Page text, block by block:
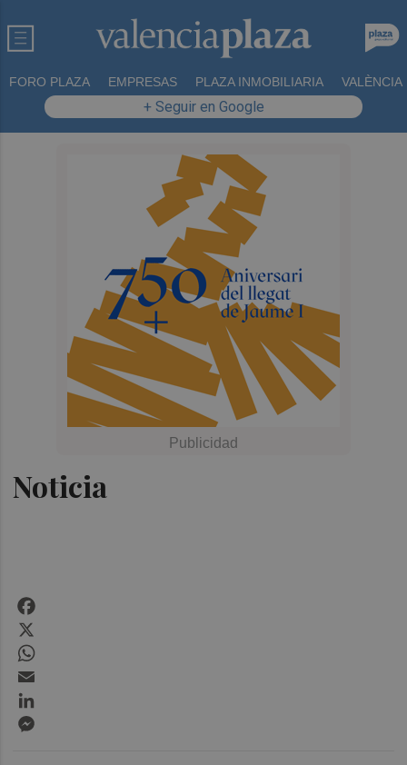
FORO PLAZA EMPRESAS PLAZA INMOBILIARIA VALÈNCIA
+ Seguir en Google
Noticia